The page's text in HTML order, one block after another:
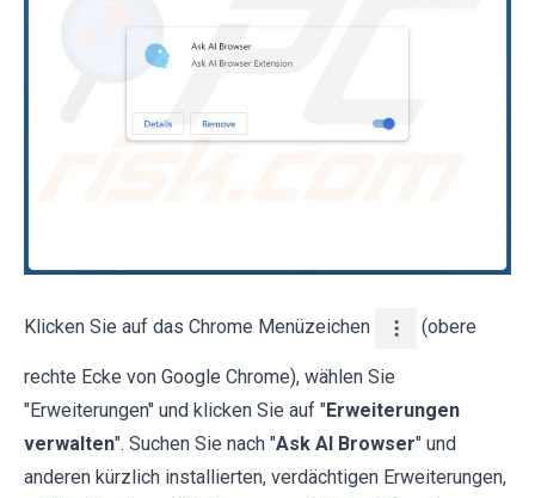
Klicken Sie auf das Chrome Menüzeichen (obere
rechte Ecke von Google Chrome), wählen Sie
"Erweiterungen" und klicken Sie auf "Erweiterungen
verwalten". Suchen Sie nach "Ask AI Browser" und
anderen kürzlich installierten, verdächtigen Erweiterungen,